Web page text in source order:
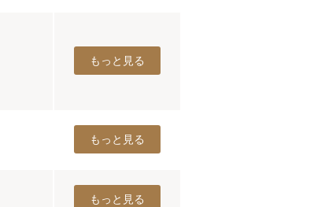
もっと見る
もっと見る
もっと見る